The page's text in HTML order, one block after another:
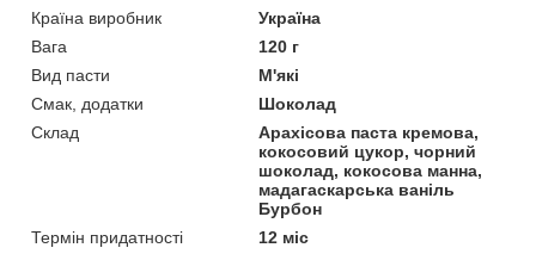
Країна виробник
Україна
Вага
120 г
Вид пасти
М'які
Смак, додатки
Шоколад
Склад
Арахісова паста кремова,
кокосовий цукор, чорний
шоколад, кокосова манна,
мадагаскарська ваніль
Бурбон
Термін придатності
12 міс